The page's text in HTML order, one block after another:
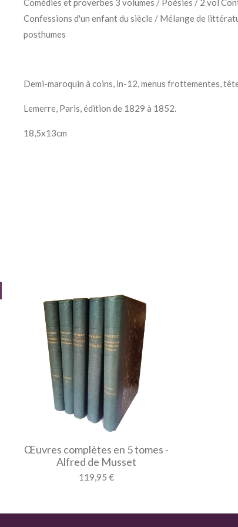
Comédies et proverbes 3 volumes / Poésies / 2 vol
Confessions d'un enfant du siècle / Mélange de
posthumes
Demi-maroquin à coins, in-12, menus frottementes,
Lemerre, Paris, édition de 1829 à 1852.
18,5x13cm
Œuvres complètes en 5 tomes -
Alfred de Musset
119,95 €